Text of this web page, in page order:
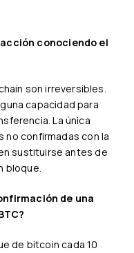
capacidad para
La única
no confirmadas con la
sustituirse antes de
bloque.